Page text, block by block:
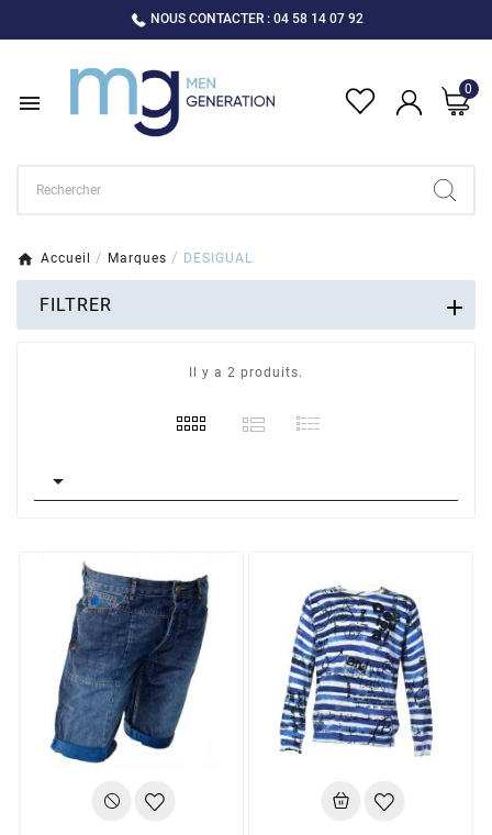
NOUS CONTACTER : 04 58 14 07 92

0
Accueil Marques DESIGUAL
Il y a 2 produits.

FILTRER